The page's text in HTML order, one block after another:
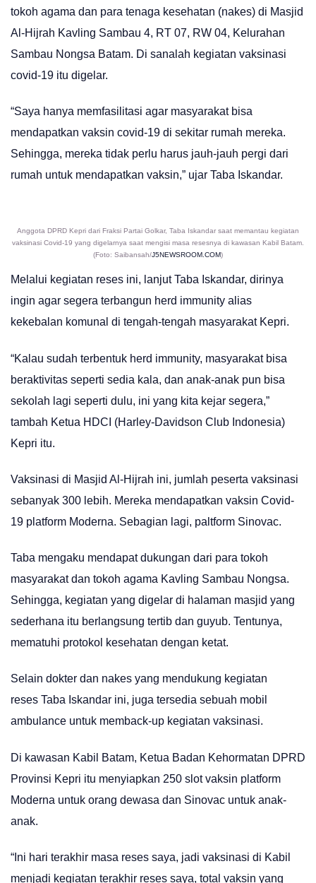
tokoh agama dan para tenaga kesehatan (nakes) di Masjid
Al-Hijrah Kavling Sambau 4, RT 07, RW 04, Kelurahan
Sambau Nongsa Batam. Di sanalah kegiatan vaksinasi
covid-19 itu digelar.
“Saya hanya memfasilitasi agar masyarakat bisa
mendapatkan vaksin covid-19 di sekitar rumah mereka.
Sehingga, mereka tidak perlu harus jauh-jauh pergi dari
rumah untuk mendapatkan vaksin,” ujar Taba Iskandar.
Anggota DPRD Kepri dari Fraksi Partai Golkar, Taba Iskandar saat memantau kegiatan
vaksinasi Covid-19 yang digelarnya saat mengisi masa resesnya di kawasan Kabil Batam.
(Foto: Saibansah/J5NEWSROOM.COM)
Melalui kegiatan reses ini, lanjut Taba Iskandar, dirinya
ingin agar segera terbangun herd immunity alias
kekebalan komunal di tengah-tengah masyarakat Kepri.
“Kalau sudah terbentuk herd immunity, masyarakat bisa
beraktivitas seperti sedia kala, dan anak-anak pun bisa
sekolah lagi seperti dulu, ini yang kita kejar segera,”
tambah Ketua HDCI (Harley-Davidson Club Indonesia)
Kepri itu.
Vaksinasi di Masjid Al-Hijrah ini, jumlah peserta vaksinasi
sebanyak 300 lebih. Mereka mendapatkan vaksin Covid-
19 platform Moderna. Sebagian lagi, paltform Sinovac.
Taba mengaku mendapat dukungan dari para tokoh
masyarakat dan tokoh agama Kavling Sambau Nongsa.
Sehingga, kegiatan yang digelar di halaman masjid yang
sederhana itu berlangsung tertib dan guyub. Tentunya,
mematuhi protokol kesehatan dengan ketat.
Selain dokter dan nakes yang mendukung kegiatan
reses Taba Iskandar ini, juga tersedia sebuah mobil
ambulance untuk memback-up kegiatan vaksinasi.
Di kawasan Kabil Batam, Ketua Badan Kehormatan DPRD
Provinsi Kepri itu menyiapkan 250 slot vaksin platform
Moderna untuk orang dewasa dan Sinovac untuk anak-
anak.
“Ini hari terakhir masa reses saya, jadi vaksinasi di Kabil
menjadi kegiatan terakhir reses saya, total vaksin yang